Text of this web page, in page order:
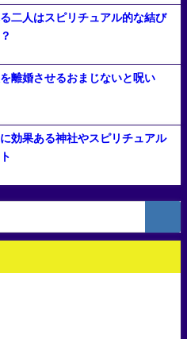
二人はスピリチュアル的な結び
離婚させるおまじないと呪い
効果ある神社やスピリチュアル